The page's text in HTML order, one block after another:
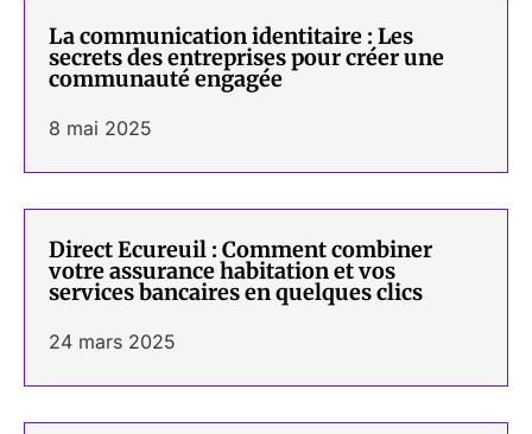
La communication identitaire : Les
secrets des entreprises pour créer une
communauté engagée
8 mai 2025
Direct Ecureuil : Comment combiner
votre assurance habitation et vos
services bancaires en quelques clics
24 mars 2025